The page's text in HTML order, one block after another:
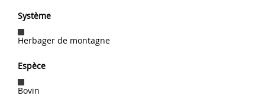
Système
Herbager de montagne
Espèce
Bovin